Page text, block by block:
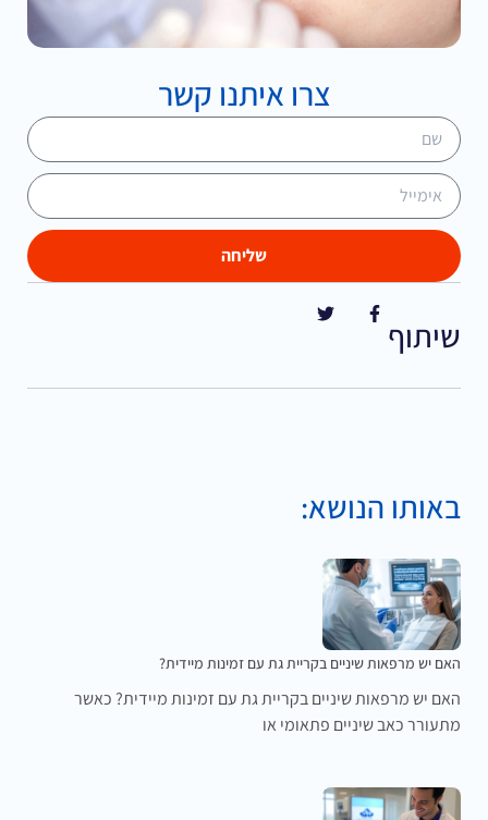
צרו איתנו קשר
שליחה
שיתוף
באותו הנושא:
האם יש מרפאות שיניים בקריית גת עם זמינות מיידית?
האם יש מרפאות שיניים בקריית גת עם זמינות מיידית? כאשר
מתעורר כאב שיניים פתאומי או